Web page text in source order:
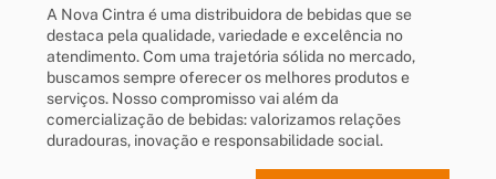
A Nova Cintra é uma distribuidora de bebidas que se
destaca pela qualidade, variedade e excelência no
atendimento. Com uma trajetória sólida no mercado,
buscamos sempre oferecer os melhores produtos e
serviços. Nosso compromisso vai além da
comercialização de bebidas: valorizamos relações
duradouras, inovação e responsabilidade social.